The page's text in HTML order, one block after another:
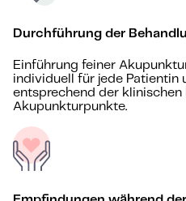
Durchführung der
Einführung feiner
individuell für jede Patientin
entsprechend der
Akupunkturpunkte.